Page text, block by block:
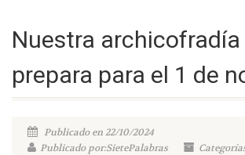
Nuestra archicofradía
prepara para el 1 de
Publicado en 22/10/2024
Publicado por:SietePalabras